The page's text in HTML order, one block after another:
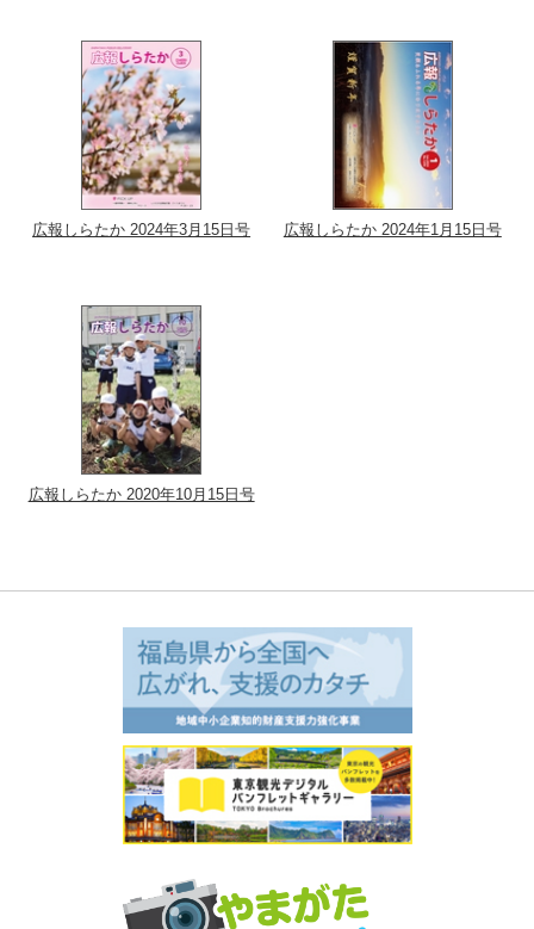
広報しらたか 2024年3月15日号 広報しらたか 2024年1月15日号
広報しらたか 2020年10月15日号